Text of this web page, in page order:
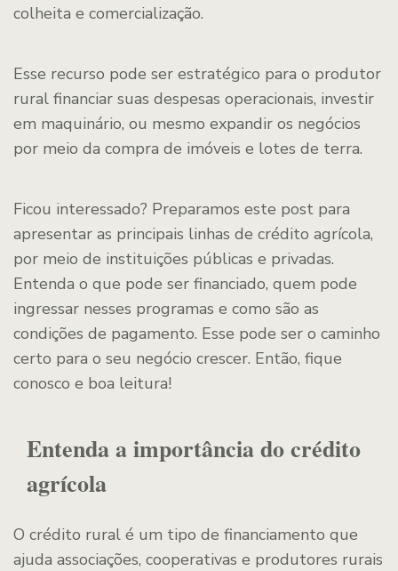
colheita e comercialização.
Esse recurso pode ser estratégico para o produtor
rural financiar suas despesas operacionais, investir
em maquinário, ou mesmo expandir os negócios
por meio da compra de imóveis e lotes de terra.
Ficou interessado? Preparamos este post para
apresentar as principais linhas de crédito agrícola,
por meio de instituições públicas e privadas.
Entenda o que pode ser financiado, quem pode
ingressar nesses programas e como são as
condições de pagamento. Esse pode ser o caminho
certo para o seu negócio crescer. Então, fique
conosco e boa leitura!
Entenda a importância do crédito
agrícola
O crédito rural é um tipo de financiamento que
ajuda associações, cooperativas e produtores rurais